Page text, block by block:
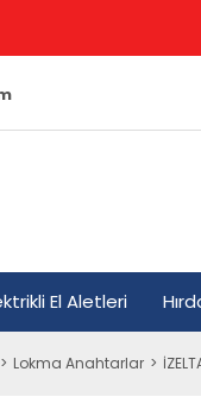
El Aletleri
Lokma Anahtarlar